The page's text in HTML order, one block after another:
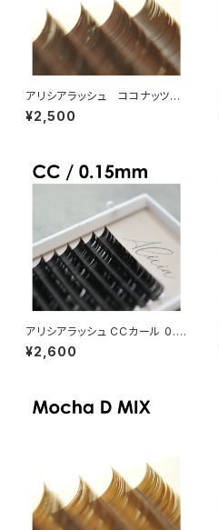
アリシアラッシュ ココナッツブ
ラウンCカールMIX
¥2,500
アリシアラッシュ CCカール 0.1
5mm
¥2,600